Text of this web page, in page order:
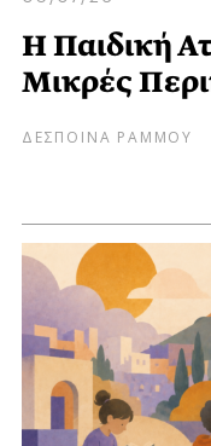
Η Παιδική
Μικρές
ΔΕΣΠΟΙΝΑ ΡΑΜΜΟΥ